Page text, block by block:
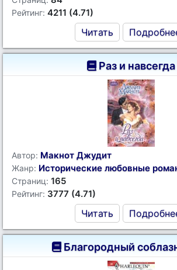
Рейтинг: 4211 (4.71)
Читать
Раз и навсегда
Автор: Макнот Джудит
Жанр: Исторические любовные
Страниц: 165
Рейтинг: 3777 (4.71)
Читать
Благородный